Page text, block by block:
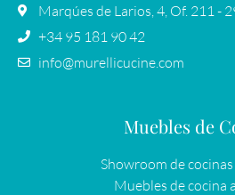
Marqúes de Larios, 4, Of. 211 -
+34 95 181 90 42
info@murellicucine.com
Muebles de
Showroom de
Muebles de cocina